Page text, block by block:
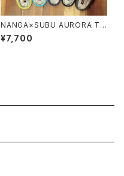
NANGA×SUBU AURORA TE
X WINTER SANDAL
¥7,700